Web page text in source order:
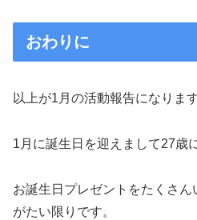
おわりに
以上が1月の活動報告になります
1月に誕生日を迎えまして27歳
お誕生日プレゼントをたくさん
がたい限りです。